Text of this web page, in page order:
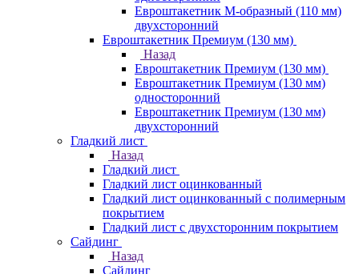
Евроштакетник М-образный (110 мм)
двухсторонний
Евроштакетник Премиум (130 мм)
Назад
Евроштакетник Премиум (130 мм)
Евроштакетник Премиум (130 мм)
односторонний
Евроштакетник Премиум (130 мм)
двухсторонний
Гладкий лист
Назад
Гладкий лист
Гладкий лист оцинкованный
Гладкий лист оцинкованный с полимерным
покрытием
Гладкий лист с двухсторонним покрытием
Сайдинг
Назад
Сайдинг